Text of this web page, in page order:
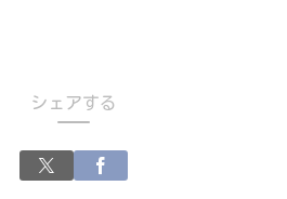
シェアする